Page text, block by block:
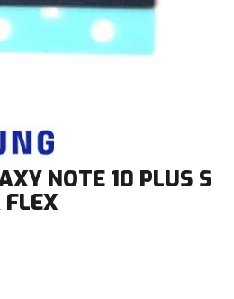
NOTE 10 PLUS S
FLEX